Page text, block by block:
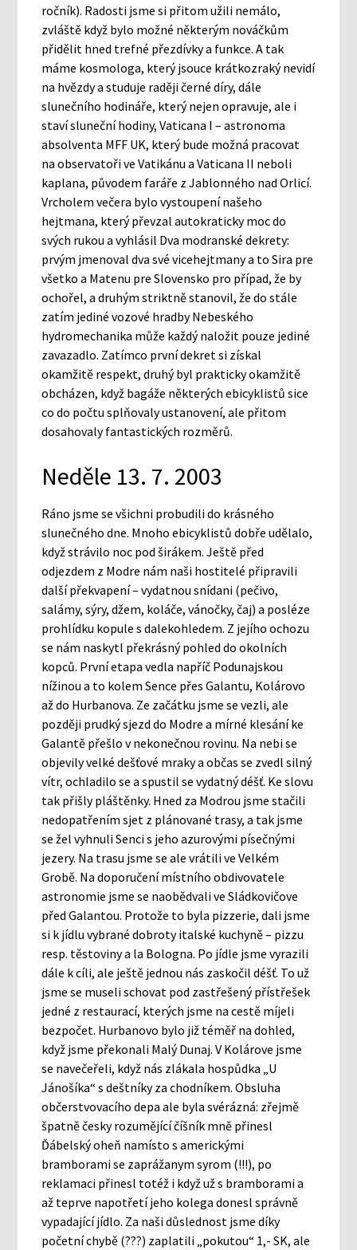
ročník). Radosti jsme si přitom užili nemálo,
zvláště když bylo možné některým nováčkům
přidělit hned trefné přezdívky a funkce. A tak
máme kosmologa, který jsouce krátkozraký nevidí
na hvězdy a studuje raději černé díry, dále
slunečního hodináře, který nejen opravuje, ale i
staví sluneční hodiny, Vaticana I – astronoma
absolventa MFF UK, který bude možná pracovat
na observatoři ve Vatikánu a Vaticana II neboli
kaplana, původem faráře z Jablonného nad Orlicí.
Vrcholem večera bylo vystoupení našeho
hejtmana, který převzal autokraticky moc do
svých rukou a vyhlásil Dva modranské dekrety:
prvým jmenoval dva své vicehejtmany a to Sira pre
všetko a Matenu pre Slovensko pro případ, že by
ochořel, a druhým striktně stanovil, že do stále
zatím jediné vozové hradby Nebeského
hydromechanika může každý naložit pouze jediné
zavazadlo. Zatímco první dekret si získal
okamžitě respekt, druhý byl prakticky okamžitě
obcházen, když bagáže některých ebicyklistů sice
co do počtu splňovaly ustanovení, ale přitom
dosahovaly fantastických rozměrů.
Neděle 13. 7. 2003
Ráno jsme se všichni probudili do krásného
slunečného dne. Mnoho ebicyklistů dobře udělalo,
když strávilo noc pod širákem. Ještě před
odjezdem z Modre nám naši hostitelé připravili
další překvapení – vydatnou snídani (pečivo,
salámy, sýry, džem, koláče, vánočky, čaj) a posléze
prohlídku kopule s dalekohledem. Z jejího ochozu
se nám naskytl překrásný pohled do okolních
kopců. První etapa vedla napříč Podunajskou
nížinou a to kolem Sence přes Galantu, Kolárovo
až do Hurbanova. Ze začátku jsme se vezli, ale
později prudký sjezd do Modre a mírné klesání ke
Galantě přešlo v nekonečnou rovinu. Na nebi se
objevily velké dešťové mraky a občas se zvedl silný
vítr, ochladilo se a spustil se vydatný déšť. Ke slovu
tak přišly pláštěnky. Hned za Modrou jsme stačili
nedopatřením sjet z plánované trasy, a tak jsme
se žel vyhnuli Senci s jeho azurovými písečnými
jezery. Na trasu jsme se ale vrátili ve Velkém
Grobě. Na doporučení místního obdivovatele
astronomie jsme se naobědvali ve Sládkovičove
před Galantou. Protože to byla pizzerie, dali jsme
si k jídlu vybrané dobroty italské kuchyně – pizzu
resp. těstoviny a la Bologna. Po jídle jsme vyrazili
dále k cíli, ale ještě jednou nás zaskočil déšť. To už
jsme se museli schovat pod zastřešený přístřešek
jedné z restaurací, kterých jsme na cestě míjeli
bezpočet. Hurbanovo bylo již téměř na dohled,
když jsme překonali Malý Dunaj. V Kolárove jsme
se navečeřeli, když nás zlákala hospůdka „U
Jánošíka“ s deštníky za chodníkem. Obsluha
občerstvovacího depa ale byla svérázná: zřejmě
špatně česky rozumějící číšník mně přinesl
Ďábelský oheň namísto s americkými
bramborami se zaprážanym syrom (!!!), po
reklamaci přinesl totéž i když už s bramborami a
až teprve napotřetí jeho kolega donesl správně
vypadající jídlo. Za naši důslednost jsme díky
početní chybě (???) zaplatili „pokutou“ 1,- SK, ale